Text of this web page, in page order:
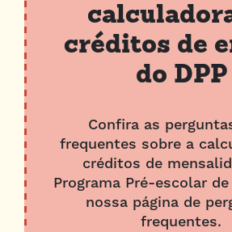
créditos de
do DPP
Confira as
frequentes sobre a
créditos de
Programa Pré-escolar
nossa página de
frequentes.